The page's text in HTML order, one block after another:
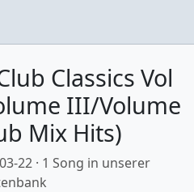
Classics Vol
III/Volume
Mix Hits)
22 · 1 Song in unserer